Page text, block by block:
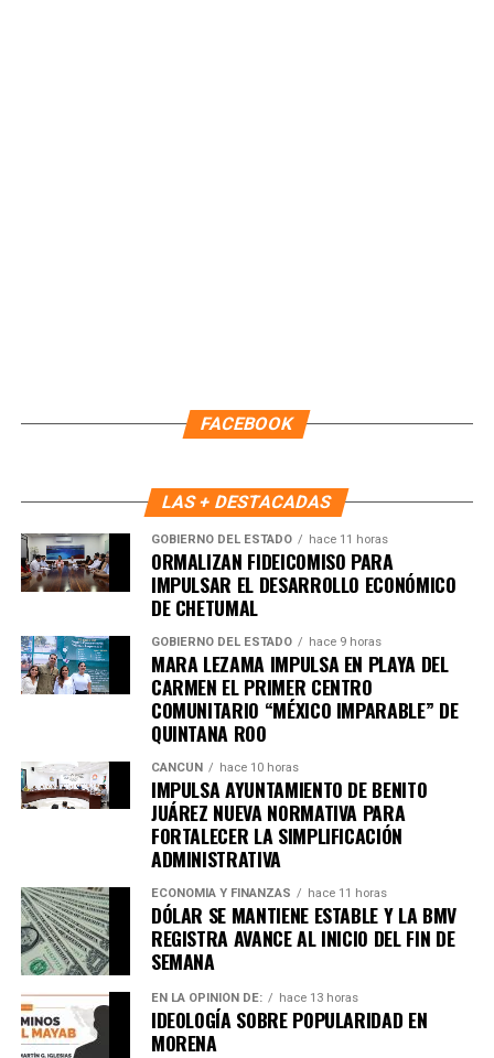
Recibe las noticias al instante
Únete al canal oficial de WhatsApp de
Quinto Podery recibe las noticias más
importantes de Quintana Roo directamente
en tu teléfono.
Unirme al canal de WhatsApp
FACEBOOK
LAS + DESTACADAS
GOBIERNO DEL ESTADO hace 11 horas
ORMALIZAN FIDEICOMISO PARA
IMPULSAR EL DESARROLLO ECONÓMICO
DE CHETUMAL
GOBIERNO DEL ESTADO hace 9 horas
MARA LEZAMA IMPULSA EN PLAYA DEL
CARMEN EL PRIMER CENTRO
COMUNITARIO “MÉXICO IMPARABLE” DE
QUINTANA ROO
CANCÚN hace 10 horas
IMPULSA AYUNTAMIENTO DE BENITO
JUÁREZ NUEVA NORMATIVA PARA
FORTALECER LA SIMPLIFICACIÓN
ADMINISTRATIVA
ECONOMÍA Y FINANZAS hace 11 horas
DÓLAR SE MANTIENE ESTABLE Y LA BMV
REGISTRA AVANCE AL INICIO DEL FIN DE
SEMANA
EN LA OPINIÓN DE: hace 13 horas
IDEOLOGÍA SOBRE POPULARIDAD EN
MORENA